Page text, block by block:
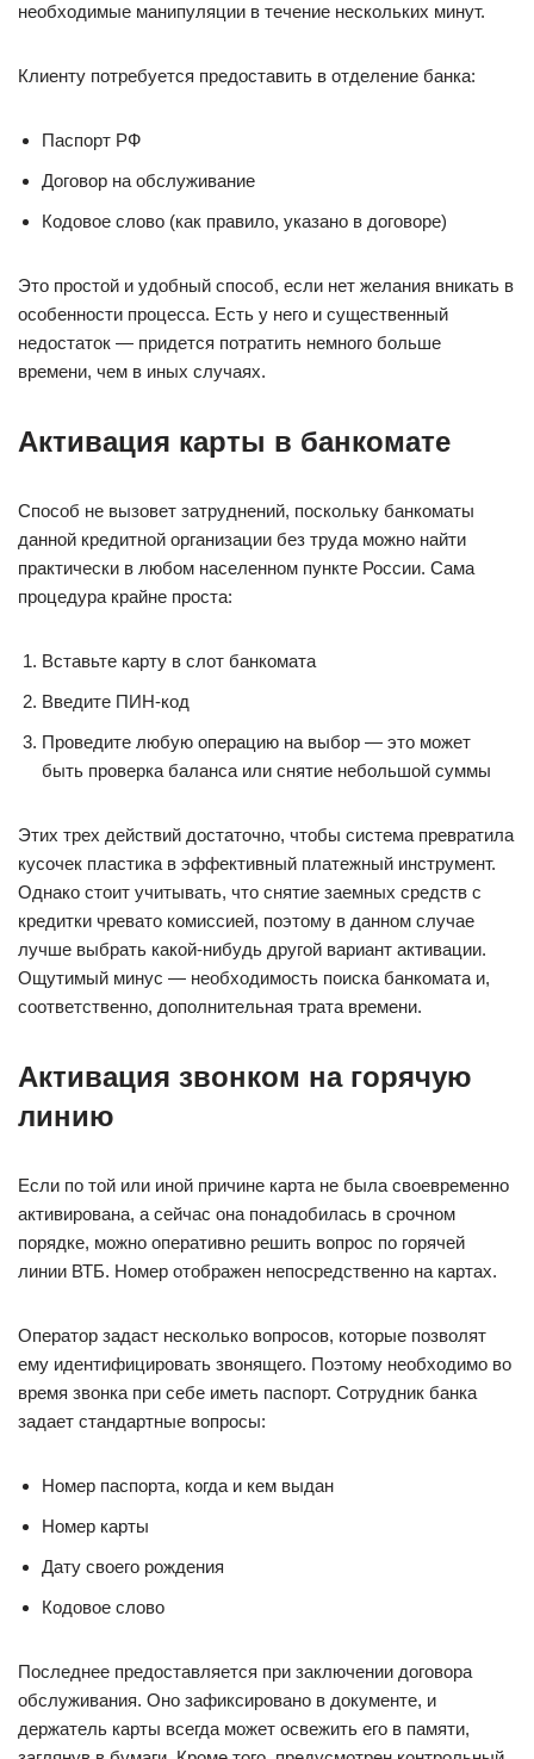
необходимые манипуляции в течение нескольких минут.
Клиенту потребуется предоставить в отделение банка:
Паспорт РФ
Договор на обслуживание
Кодовое слово (как правило, указано в договоре)
Это простой и удобный способ, если нет желания вникать в
особенности процесса. Есть у него и существенный
недостаток — придется потратить немного больше
времени, чем в иных случаях.
Активация карты в банкомате
Способ не вызовет затруднений, поскольку банкоматы
данной кредитной организации без труда можно найти
практически в любом населенном пункте России. Сама
процедура крайне проста:
Вставьте карту в слот банкомата
Введите ПИН-код
Проведите любую операцию на выбор — это может
быть проверка баланса или снятие небольшой суммы
Этих трех действий достаточно, чтобы система превратила
кусочек пластика в эффективный платежный инструмент.
Однако стоит учитывать, что снятие заемных средств с
кредитки чревато комиссией, поэтому в данном случае
лучше выбрать какой-нибудь другой вариант активации.
Ощутимый минус — необходимость поиска банкомата и,
соответственно, дополнительная трата времени.
Активация звонком на горячую
линию
Если по той или иной причине карта не была своевременно
активирована, а сейчас она понадобилась в срочном
порядке, можно оперативно решить вопрос по горячей
линии ВТБ. Номер отображен непосредственно на картах.
Оператор задаст несколько вопросов, которые позволят
ему идентифицировать звонящего. Поэтому необходимо во
время звонка при себе иметь паспорт. Сотрудник банка
задает стандартные вопросы:
Номер паспорта, когда и кем выдан
Номер карты
Дату своего рождения
Кодовое слово
Последнее предоставляется при заключении договора
обслуживания. Оно зафиксировано в документе, и
держатель карты всегда может освежить его в памяти,